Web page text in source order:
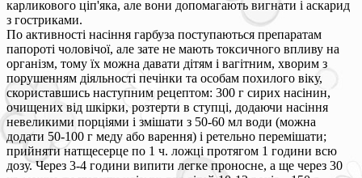
карликового ціп'яка, але вони допомагають вигнати і аскарид
з гостриками.
По активності насіння гарбуза поступаються препаратам
папороті чоловічої, але зате не мають токсичного впливу на
організм, тому їх можна давати дітям і вагітним, хворим з
порушенням діяльності печінки та особам похилого віку,
скориставшись наступним рецептом: 300 г сирих насінин,
очищених від шкірки, розтерти в ступці, додаючи насіння
невеликими порціями і змішати з 50-60 мл води (можна
додати 50-100 г меду або варення) і ретельно перемішати;
прийняти натщесерце по 1 ч. ложці протягом 1 години всю
дозу. Через 3-4 години випити легке проносне, а ще через 30